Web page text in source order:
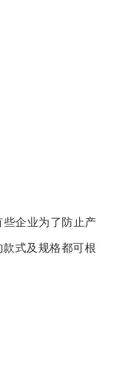
企业为了防止产
式及规格都可根